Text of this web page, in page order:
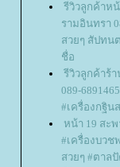
รีวิวลูกค้าห
รามอินทรา
สวยๆ สัปทน
ชื่อ
รีวิวลูกค้าร้
089-
#เครื่องกฐิน
หน้า 19 สะ
#เครื่องบวช
สวยๆ #ตาล